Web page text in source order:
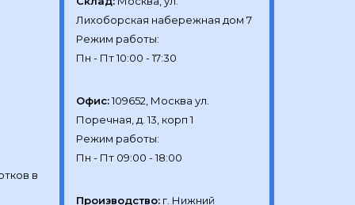
Лихоборская набережная дом 7
Режим работы:
Офис: 109652, Москва ул.
Поречная, д. 13, корп 1
Режим работы:
Производство: г. Нижний
в